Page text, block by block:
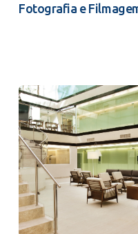
Fotografia e